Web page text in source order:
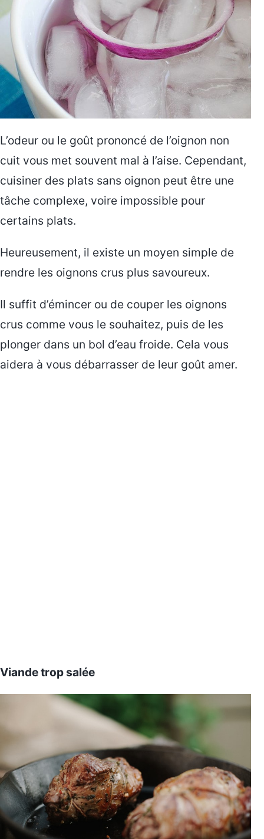
L’odeur ou le goût prononcé de l’oignon non
cuit vous met souvent mal à l’aise. Cependant,
cuisiner des plats sans oignon peut être une
tâche complexe, voire impossible pour
certains plats.
Heureusement, il existe un moyen simple de
rendre les oignons crus plus savoureux.
Il suffit d’émincer ou de couper les oignons
crus comme vous le souhaitez, puis de les
plonger dans un bol d’eau froide. Cela vous
aidera à vous débarrasser de leur goût amer.
Viande trop salée